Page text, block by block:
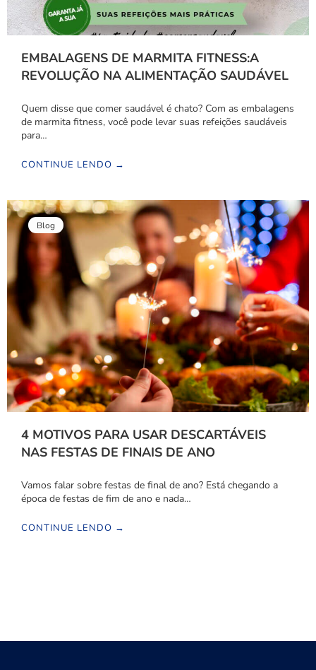
EMBALAGENS DE MARMITA FITNESS:A
REVOLUÇÃO NA ALIMENTAÇÃO SAUDÁVEL
Quem disse que comer saudável é chato? Com as embalagens
de marmita fitness, você pode levar suas refeições saudáveis
para…
CONTINUE LENDO →
Blog
4 MOTIVOS PARA USAR DESCARTÁVEIS
NAS FESTAS DE FINAIS DE ANO
Vamos falar sobre festas de final de ano? Está chegando a
época de festas de fim de ano e nada…
CONTINUE LENDO →